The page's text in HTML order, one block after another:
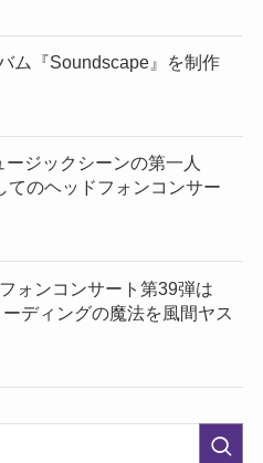
ム『Soundscape』を制作
ージックシーンの第一人
てのヘッドフォンコンサー
ォンコンサート第39弾は
ディングの魔法を風間ヤス